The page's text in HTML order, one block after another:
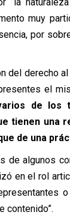
muy
por
del derecho
el
de los
tienen una
de una
de algunos
en el rol
contenido”.